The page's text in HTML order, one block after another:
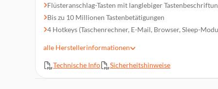
Flüsteranschlag-Tasten mit langlebiger
Bis zu 10 Millionen Tastenbetätigungen
4 Hotkeys (Taschenrechner, E-Mail, Browser, Sleep-
Optimiert für professionelle Anforderungen im Office-
Ausgezeichnet mit dem Blauen Engel
alle Herstellerinformationen
Technische Info Sicherheitshinweise